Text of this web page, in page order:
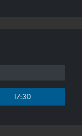
17:30